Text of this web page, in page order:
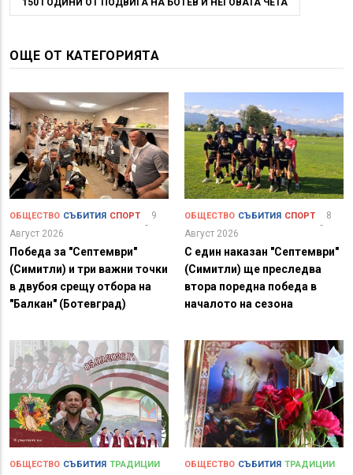
ОЩЕ ОТ КАТЕГОРИЯТА
ОБЩЕСТВО СЪБИТИЯ СПОРТ
9
Август 2026
Победа за "Септември"
(Симитли) и три важни точки
в двубоя срещу отбора на
"Балкан" (Ботевград)
ОБЩЕСТВО СЪБИТИЯ СПОРТ
8
Август 2026
С един наказан "Септември"
(Симитли) ще преследва
втора поредна победа в
началото на сезона
ОБЩЕСТВО СЪБИТИЯ ТРАДИЦИИ ОБЩЕСТВО СЪБИТИЯ ТРАДИЦИИ